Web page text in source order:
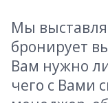
Мы
бронирует
Вам нужно
чего с Вами